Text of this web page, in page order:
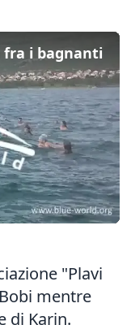
fra i bagnanti
"Plavi
mentre
di Karin.